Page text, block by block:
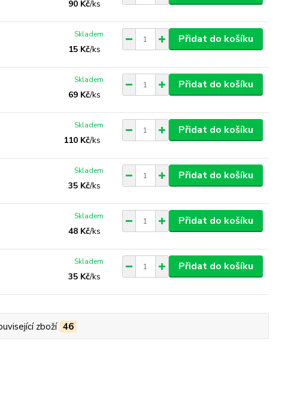
90 Kč/ks
15 Kč/ks
Skladem Přidat do košíku
69 Kč/ks
Skladem Přidat do košíku
110 Kč/ks
Skladem Přidat do košíku
35 Kč/ks
Skladem Přidat do košíku
48 Kč/ks
Skladem Přidat do košíku
35 Kč/ks
Skladem Přidat do košíku
zboží 46